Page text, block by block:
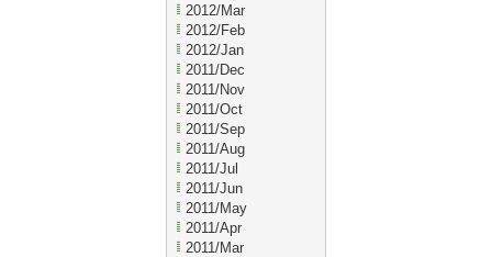
2012/Mar
2012/Feb
2012/Jan
2011/Dec
2011/Nov
2011/Oct
2011/Sep
2011/Aug
2011/Jul
2011/Jun
2011/May
2011/Apr
2011/Mar